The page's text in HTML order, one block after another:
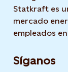
Statkraft es
mercado
empleados
Síganos